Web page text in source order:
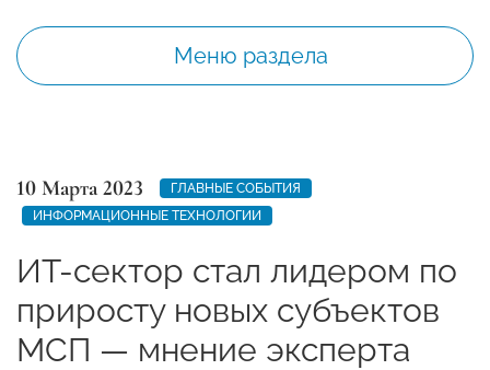
Меню раздела
10 Марта 2023
ГЛАВНЫЕ СОБЫТИЯ
ИНФОРМАЦИОННЫЕ ТЕХНОЛОГИИ
ИТ-сектор стал лидером по
приросту новых субъектов
МСП — мнение эксперта